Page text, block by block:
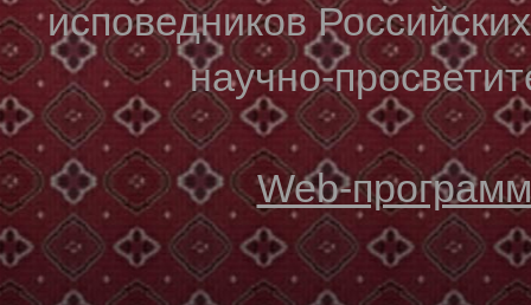
исповедников
научно-
Web-